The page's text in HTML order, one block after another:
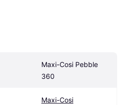
Maxi-Cosi Pebble
360
Maxi-Cosi